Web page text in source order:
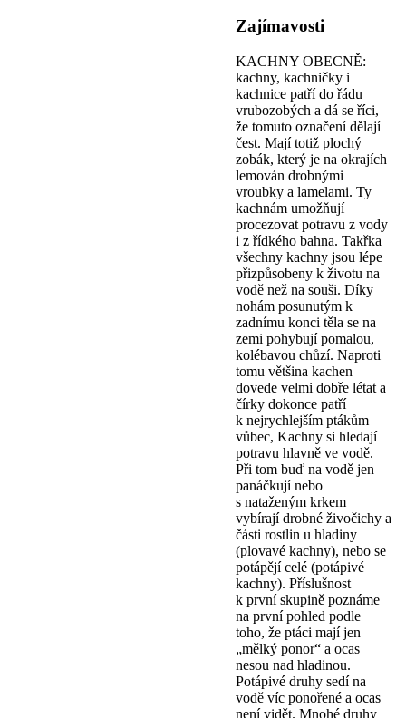
Zajímavosti
KACHNY OBECNĚ:
kachny, kachničky i
kachnice patří do řádu
vrubozobých a dá se říci,
že tomuto označení dělají
čest. Mají totiž plochý
zobák, který je na okrajích
lemován drobnými
vroubky a lamelami. Ty
kachnám umožňují
procezovat potravu z vody
i z řídkého bahna. Takřka
všechny kachny jsou lépe
přizpůsobeny k životu na
vodě než na souši. Díky
nohám posunutým k
zadnímu konci těla se na
zemi pohybují pomalou,
kolébavou chůzí. Naproti
tomu většina kachen
dovede velmi dobře létat a
čírky dokonce patří
k nejrychlejším ptákům
vůbec, Kachny si hledají
potravu hlavně ve vodě.
Při tom buď na vodě jen
panáčkují nebo
s nataženým krkem
vybírají drobné živočichy a
části rostlin u hladiny
(plovavé kachny), nebo se
potápějí celé (potápivé
kachny). Příslušnost
k první skupině poznáme
na první pohled podle
toho, že ptáci mají jen
„mělký ponor“ a ocas
nesou nad hladinou.
Potápivé druhy sedí na
vodě víc ponořené a ocas
není vidět. Mnohé druhy